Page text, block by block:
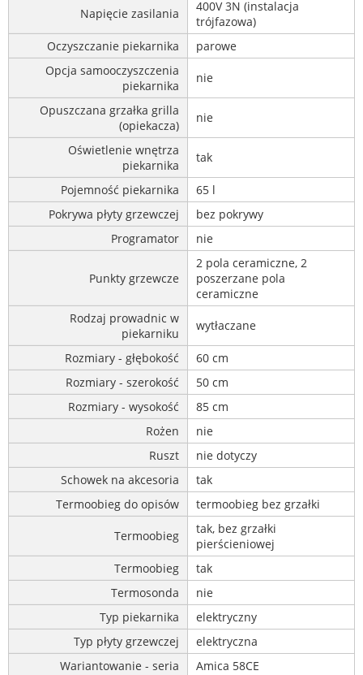
Napięcie zasilania
400V 3N (instalacja
trójfazowa)
Oczyszczanie piekarnika
parowe
Opcja samooczyszczenia
piekarnika
nie
Opuszczana grzałka grilla
(opiekacza)
nie
Oświetlenie wnętrza
piekarnika
tak
Pojemność piekarnika
65 l
Pokrywa płyty grzewczej
bez pokrywy
Programator
nie
Punkty grzewcze
2 pola ceramiczne, 2
poszerzane pola
ceramiczne
Rodzaj prowadnic w
piekarniku
wytłaczane
Rozmiary - głębokość
60 cm
Rozmiary - szerokość
50 cm
Rozmiary - wysokość
85 cm
Rożen
nie
Ruszt
nie dotyczy
Schowek na akcesoria
tak
Termoobieg do opisów
termoobieg bez grzałki
Termoobieg
tak, bez grzałki
pierścieniowej
Termoobieg
tak
Termosonda
nie
Typ piekarnika
elektryczny
Typ płyty grzewczej
elektryczna
Wariantowanie - seria
Amica 58CE